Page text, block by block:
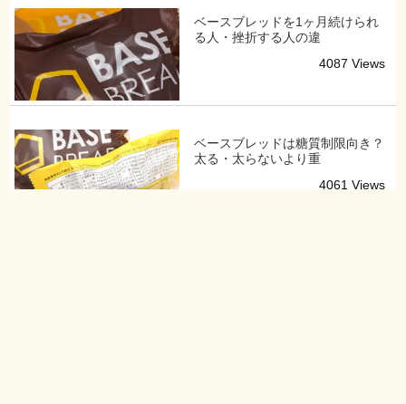
ベースブレッドを1ヶ月続けられ
る人・挫折する人の違
4087 Views
ベースブレッドは糖質制限向き？
太る・太らないより重
4061 Views